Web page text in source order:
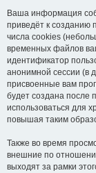
Ваша информация
приведёт к созданию
числа cookies
временных файлов
идентификатор
анонимной сессии (в
присвоенные вам
будет создана после
использоваться для
повышая таким
Также во время
внешние по
выходят за рамки